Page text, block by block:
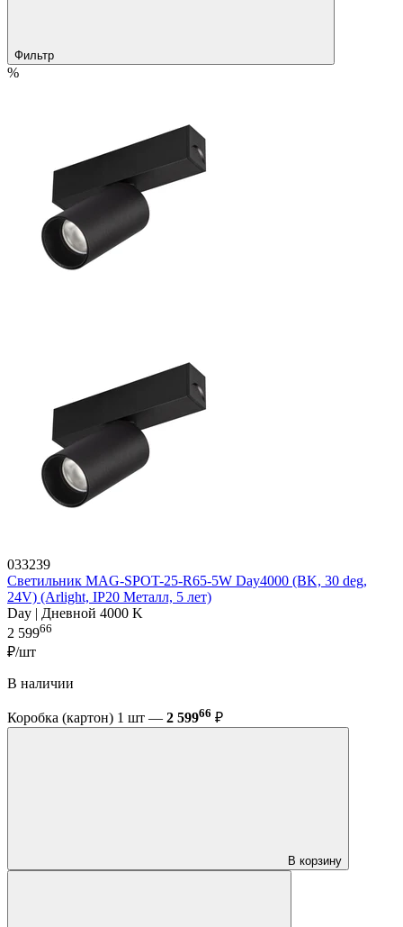
Фильтр
%
033239
Светильник MAG-SPOT-25-R65-5W Day4000 (BK, 30 deg,
24V) (Arlight, IP20 Металл, 5 лет)
Day | Дневной 4000 K
2 59966
₽/шт
В наличии
Коробка (картон) 1 шт — 2 59966 ₽
В корзину